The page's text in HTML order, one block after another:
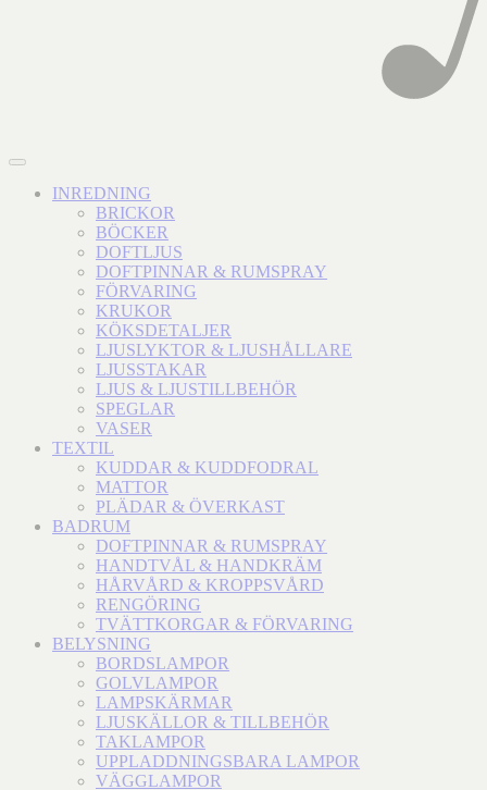
INREDNING
BRICKOR
BÖCKER
DOFTLJUS
DOFTPINNAR & RUMSPRAY
FÖRVARING
KRUKOR
KÖKSDETALJER
LJUSLYKTOR & LJUSHÅLLARE
LJUSSTAKAR
LJUS & LJUSTILLBEHÖR
SPEGLAR
VASER
TEXTIL
KUDDAR & KUDDFODRAL
MATTOR
PLÄDAR & ÖVERKAST
BADRUM
DOFTPINNAR & RUMSPRAY
HANDTVÅL & HANDKRÄM
HÅRVÅRD & KROPPSVÅRD
RENGÖRING
TVÄTTKORGAR & FÖRVARING
BELYSNING
BORDSLAMPOR
GOLVLAMPOR
LAMPSKÄRMAR
LJUSKÄLLOR & TILLBEHÖR
TAKLAMPOR
UPPLADDNINGSBARA LAMPOR
VÄGGLAMPOR